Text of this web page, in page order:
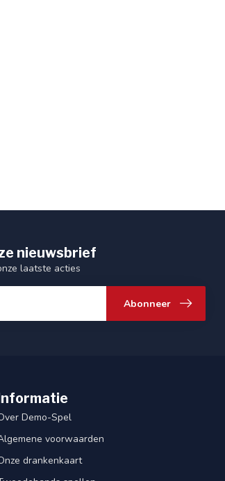
nieuwsbrief
laatste acties
Abonneer
Demo-Spel
voorwaarden
drankenkaart